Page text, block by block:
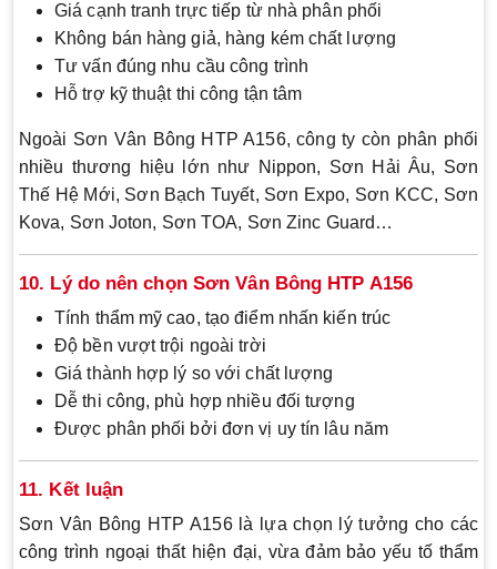
Giá cạnh tranh trực tiếp từ nhà phân phối
Không bán hàng giả, hàng kém chất lượng
Tư vấn đúng nhu cầu công trình
Hỗ trợ kỹ thuật thi công tận tâm
Ngoài Sơn Vân Bông HTP A156, công ty còn phân phối
nhiều thương hiệu lớn như Nippon, Sơn Hải Âu, Sơn
Thế Hệ Mới, Sơn Bạch Tuyết, Sơn Expo, Sơn KCC, Sơn
Kova, Sơn Joton, Sơn TOA, Sơn Zinc Guard…
10. Lý do nên chọn Sơn Vân Bông HTP A156
Tính thẩm mỹ cao, tạo điểm nhấn kiến trúc
Độ bền vượt trội ngoài trời
Giá thành hợp lý so với chất lượng
Dễ thi công, phù hợp nhiều đối tượng
Được phân phối bởi đơn vị uy tín lâu năm
11. Kết luận
Sơn Vân Bông HTP A156 là lựa chọn lý tưởng cho các
công trình ngoại thất hiện đại, vừa đảm bảo yếu tố thẩm